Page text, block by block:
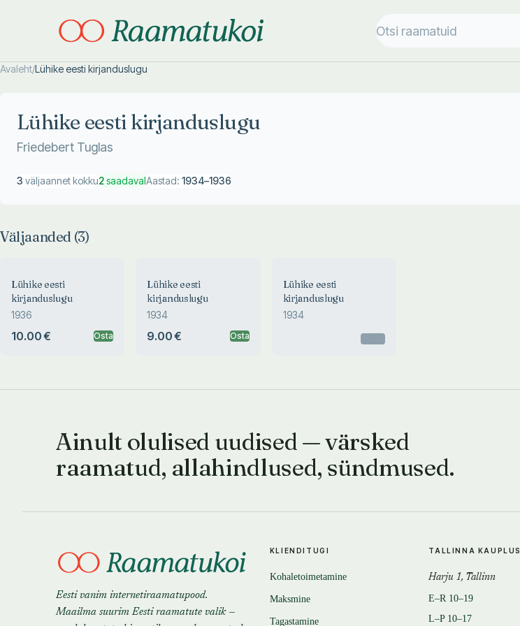
Avaleht/Lühike eesti kirjanduslugu
Lühike eesti kirjanduslugu
Friedebert Tuglas
3 väljaannet kokku2saadavalAastad: 1934–1936
Väljaanded (3)
Lühike eesti
kirjanduslugu
1936
10.00 € Osta
Lühike eesti
kirjanduslugu
1934
9.00 € Osta
Lühike eesti
kirjanduslugu
1934
Ainult olulised uudised — värsked
raamatud, allahindlused, sündmused.
Eesti vanim internetiraamatupood.
Maailma suurim Eesti raamatute valik —
KLIENDITUGI
Kohaletoimetamine
Maksmine
Tagastamine
TALLINNA KAUPLUS
Harju 1, Tallinn
E–R 10–19
L–P 10–17